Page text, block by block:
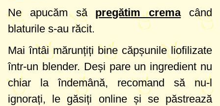
Ne apucăm să pregătim cremacând
blaturile s-au răcit.
Mai întâi mărunțiți bine căpșunile liofilizate
într-un blender. Deși pare un ingredient nu
chiar la îndemână, recomand să nu-l
ignorați, le găsiți online și se păstrează